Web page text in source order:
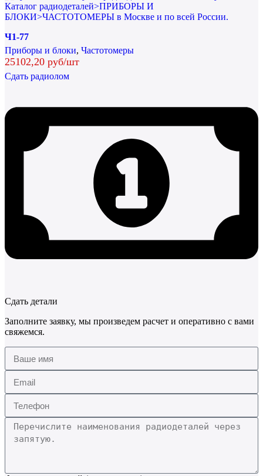
Ч1-77
Приборы и блоки, Частотомеры
25102,20 руб/шт
Сдать радиолом
Сдать детали
Заполните заявку, мы произведем расчет и оперативно с вами
свяжемся.